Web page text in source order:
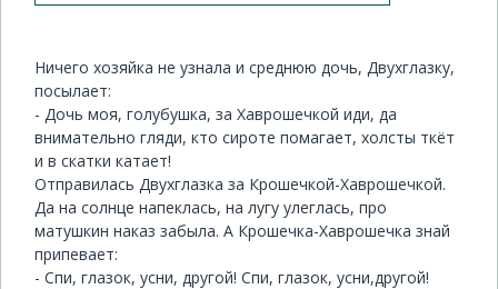
Ничего хозяйка не узнала и среднюю дочь, Двухглазку,
посылает:
- Дочь моя, голубушка, за Хаврошечкой иди, да
внимательно гляди, кто сироте помагает, холсты ткёт
и в скатки катает!
Отправилась Двухглазка за Крошечкой-Хаврошечкой.
Да на солнце напеклась, на лугу улеглась, про
матушкин наказ забыла. А Крошечка-Хаврошечка знай
припевает:
- Спи, глазок, усни, другой! Спи, глазок, усни,другой!